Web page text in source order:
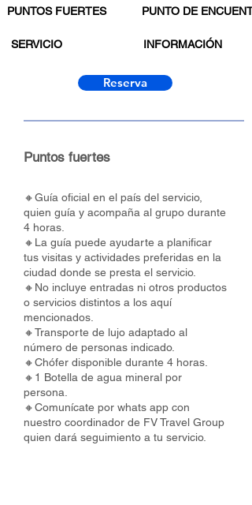
PUNTOS FUERTES
SERVICIO
PUNTO DE
INFORMACIÓN
Reserva
Puntos fuertes
🔸Guía oficial en el país del servicio,
quien guía y acompaña al grupo durante
4 horas.
🔸La guía puede ayudarte a planificar
tus visitas y actividades preferidas en la
ciudad donde se presta el servicio.
🔸No incluye entradas ni otros productos
o servicios distintos a los aquí
mencionados.
🔸Transporte de lujo adaptado al
número de personas indicado.
🔸Chófer disponible durante 4 horas.
🔸1 Botella de agua mineral por
persona.
🔸Comunícate por whats app con
nuestro coordinador de FV Travel Group
quien dará seguimiento a tu servicio.